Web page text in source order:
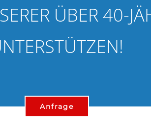
ÜBER 40-
Anfrage